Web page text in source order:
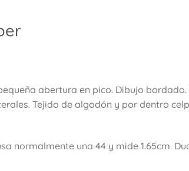
abertura en pico. Dibujo bordado.
Tejido de algodón y por dentro
normalmente una 44 y mide 1.65cm.